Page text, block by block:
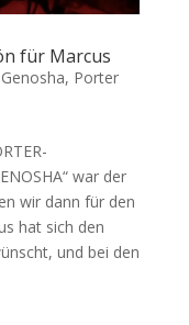
für Marcus
Genosha, Porter
war der
wir dann für den
hat sich den
und bei den